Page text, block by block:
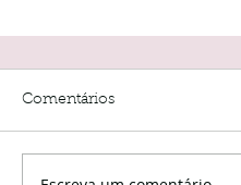
Comentários